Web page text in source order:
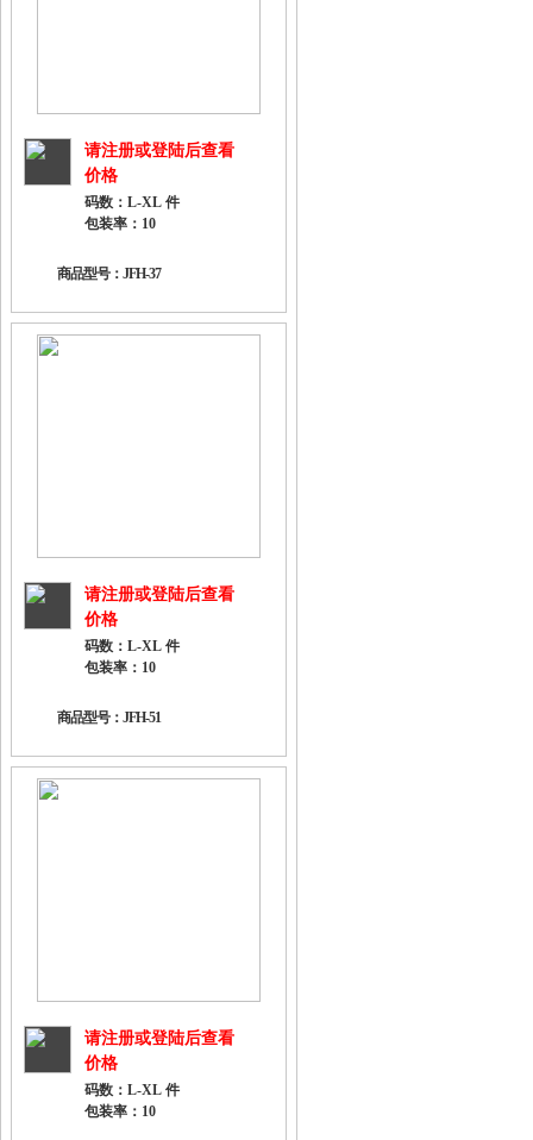
请注册或登陆后查看
价格
码数：L-XL 件
包装率：10
商品型号：JFH-37
请注册或登陆后查看
价格
码数：L-XL 件
包装率：10
商品型号：JFH-51
请注册或登陆后查看
价格
码数：L-XL 件
包装率：10